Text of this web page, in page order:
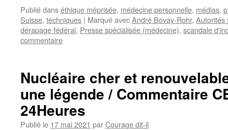
Publié danséthique méprisée, médecine personnelle, médias,
Suisse, techniques | Marqué avecAndré Bovay-Rohr, Autorités
dérapage fédéral, Presse spécialisée (médecine), scandale
commentaire
Nucléaire cher et
une légende / Commentaire
24Heures
Publié le 17 mai 2021 parCourage dit-il